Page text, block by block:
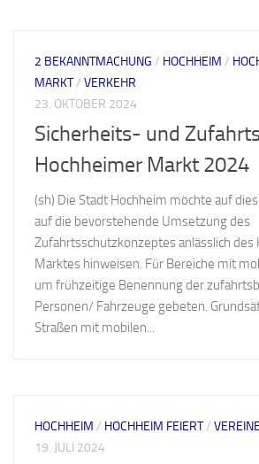
2 BEKANNTMACHUNG / HOCHHEIM /
MARKT/ VERKEHR
23. OKTOBER 2024
Sicherheits- und
Hochheimer Markt 2024
(sh) Die Stadt Hochheim möchte auf
auf die bevorstehende Umsetzung des
Zufahrtsschutzkonzeptes anlässlich des
Marktes hinweisen. Für Bereiche mit
um frühzeitige Benennung der
Personen/ Fahrzeuge gebeten.
Straßen mit mobilen...
HOCHHEIM / HOCHHEIM FEIERT/ VEREINE
19. JULI 2024